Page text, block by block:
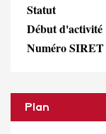
Statut
Début d'activité
Numéro SIRET
Plan